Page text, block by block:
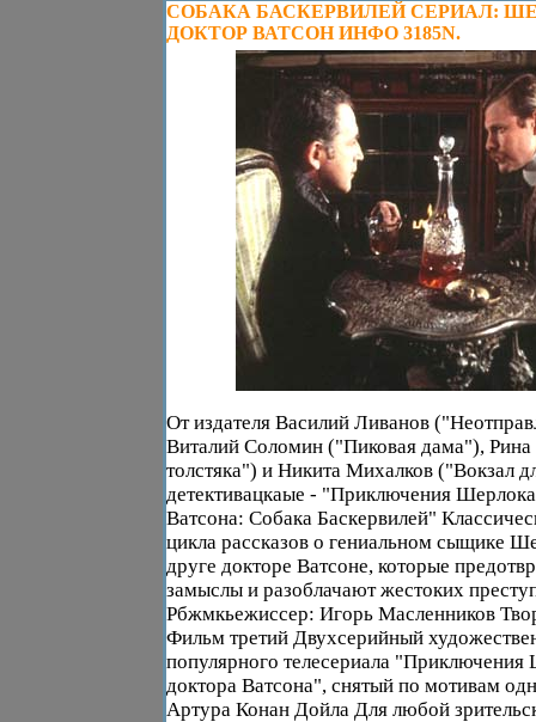
СОБАКА БАСКЕРВИЛЕЙ СЕРИАЛ:
ДОКТОР ВАТСОН ИНФО 3185N.
От издателя Василий Ливанов
Виталий Соломин ("Пиковая дама"), Рина
толстяка") и Никита Михалков ("Вокзал
детективацкаые - "Приключения
Ватсона: Собака Баскервилей"
цикла рассказов о гениальном сыщике
друге докторе Ватсоне, которые
замыслы и разоблачают жестоких
Рбжмкьежиссер: Игорь Масленников
Фильм третий Двухсерийный
популярного телесериала
доктора Ватсона", снятый по мотивам
Артура Конан Дойла Для любой